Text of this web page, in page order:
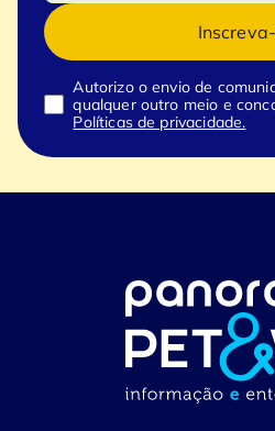
Autorizo o envio de
qualquer outro meio e
Políticas de privacidade.